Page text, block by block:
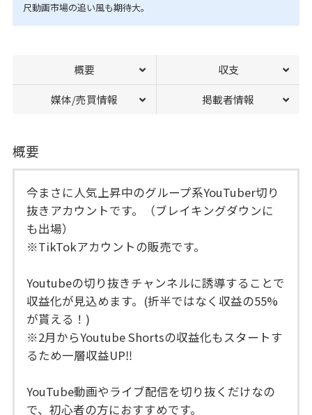
尺動画市場の追い風も期待大。
概要 収支
媒体/売買情報 掲載者情報
概要
今まさに人気上昇中のグループ系YouTuber切り
抜きアカウントです。（ブレイキングダウンに
も出場）
※TikTokアカウントの販売です。
Youtubeの切り抜きチャンネルに誘導することで
収益化が見込めます。(折半ではなく収益の55%
が貰える！)
※2月からYoutube Shortsの収益化もスタートす
るため一層収益UP‼
YouTube動画やライブ配信を切り抜くだけなの
で、初心者の方におすすめです。